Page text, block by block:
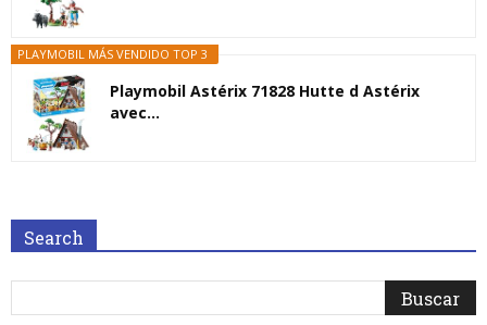
PLAYMOBIL MÁS VENDIDO TOP 3
Playmobil Astérix 71828 Hutte d Astérix
avec...
Search